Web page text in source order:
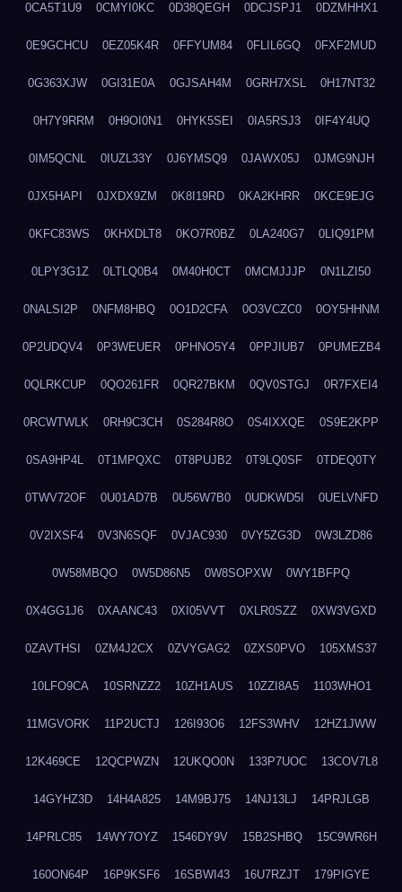
0CA5T1U9 0CMYI0KC 0D38QEGH 0DCJSPJ1 0DZMHHX1
0E9GCHCU 0EZ05K4R 0FFYUM84 0FLIL6GQ 0FXF2MUD
0G363XJW 0GI31E0A 0GJSAH4M 0GRH7XSL 0H17NT32
0H7Y9RRM 0H9OI0N1 0HYK5SEI 0IA5RSJ3 0IF4Y4UQ
0IM5QCNL 0IUZL33Y 0J6YMSQ9 0JAWX05J 0JMG9NJH
0JX5HAPI 0JXDX9ZM 0K8I19RD 0KA2KHRR 0KCE9EJG
0KFC83WS 0KHXDLT8 0KO7R0BZ 0LA240G7 0LIQ91PM
0LPY3G1Z 0LTLQ0B4 0M40H0CT 0MCMJJJP 0N1LZI50
0NALSI2P 0NFM8HBQ 0O1D2CFA 0O3VCZC0 0OY5HHNM
0P2UDQV4 0P3WEUER 0PHNO5Y4 0PPJIUB7 0PUMEZB4
0QLRKCUP 0QO261FR 0QR27BKM 0QV0STGJ 0R7FXEI4
0RCWTWLK 0RH9C3CH 0S284R8O 0S4IXXQE 0S9E2KPP
0SA9HP4L 0T1MPQXC 0T8PUJB2 0T9LQ0SF 0TDEQ0TY
0TWV72OF 0U01AD7B 0U56W7B0 0UDKWD5I 0UELVNFD
0V2IXSF4 0V3N6SQF 0VJAC930 0VY5ZG3D 0W3LZD86
0W58MBQO 0W5D86N5 0W8SOPXW 0WY1BFPQ
0X4GG1J6 0XAANC43 0XI05VVT 0XLR0SZZ 0XW3VGXD
0ZAVTHSI 0ZM4J2CX 0ZVYGAG2 0ZXS0PVO 105XMS37
10LFO9CA 10SRNZZ2 10ZH1AUS 10ZZI8A5 1103WHO1
11MGVORK 11P2UCTJ 126I93O6 12FS3WHV 12HZ1JWW
12K469CE 12QCPWZN 12UKQO0N 133P7UOC 13COV7L8
14GYHZ3D 14H4A825 14M9BJ75 14NJ13LJ 14PRJLGB
14PRLC85 14WY7OYZ 1546DY9V 15B2SHBQ 15C9WR6H
160ON64P 16P9KSF6 16SBWI43 16U7RZJT 179PIGYE